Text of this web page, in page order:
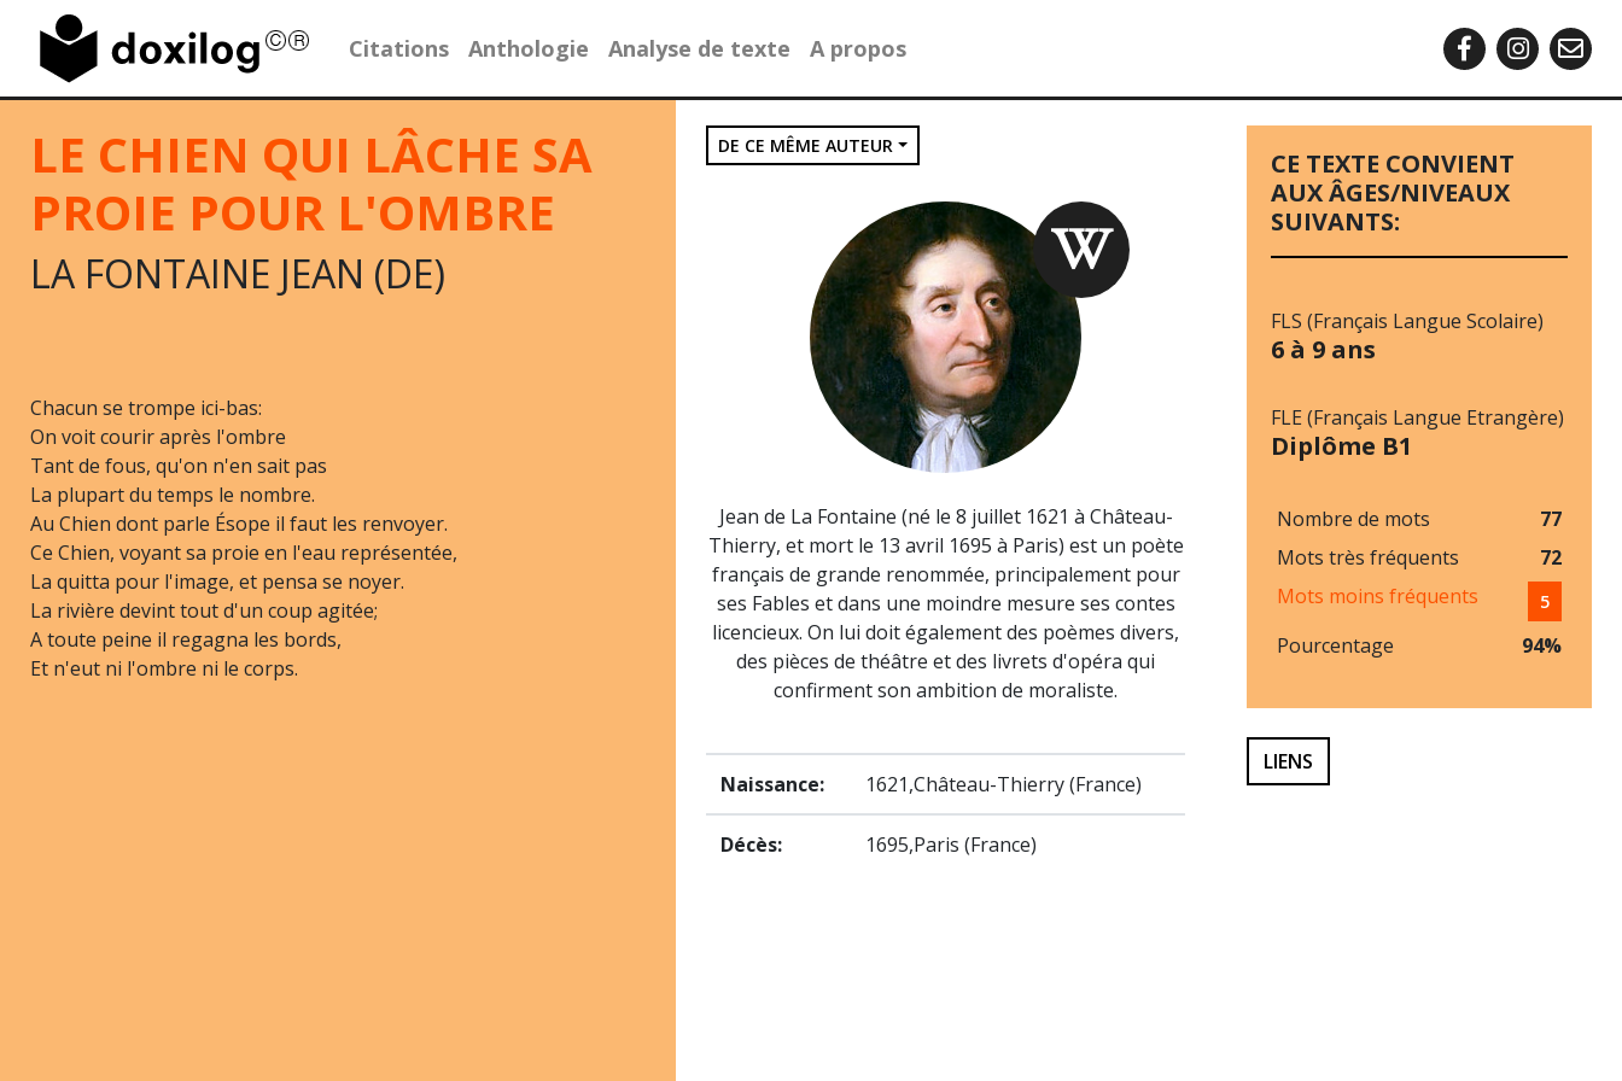
Citations Anthologie Analyse de texte A propos
LE CHIEN QUI LÂCHE SA
PROIE POUR L'OMBRE
LA FONTAINE JEAN (DE)
Chacun se trompe ici-bas:
On voit courir après l'ombre
Tant de fous, qu'on n'en sait pas
La plupart du temps le nombre.
Au Chien dont parle Ésope il faut les renvoyer.
Ce Chien, voyant sa proie en l'eau représentée,
La quitta pour l'image, et pensa se noyer.
La rivière devint tout d'un coup agitée;
A toute peine il regagna les bords,
Et n'eut ni l'ombre ni le corps.
DE CE MÊME AUTEUR
Jean de La Fontaine (né le 8 juillet 1621 à Château-
Thierry, et mort le 13 avril 1695 à Paris) est un poète
français de grande renommée, principalement pour
ses Fables et dans une moindre mesure ses contes
licencieux. On lui doit également des poèmes divers,
des pièces de théâtre et des livrets d'opéra qui
confirment son ambition de moraliste.
Naissance: 1621,Château-Thierry (France)
Décès: 1695,Paris (France)
CE TEXTE CONVIENT
AUX ÂGES/NIVEAUX
SUIVANTS:
FLS (Français Langue Scolaire)
6 à 9 ans
FLE (Français Langue Etrangère)
Diplôme B1
Nombre de mots
77
Mots très fréquents
72
Mots moins fréquents
5
Pourcentage 94%
LIENS